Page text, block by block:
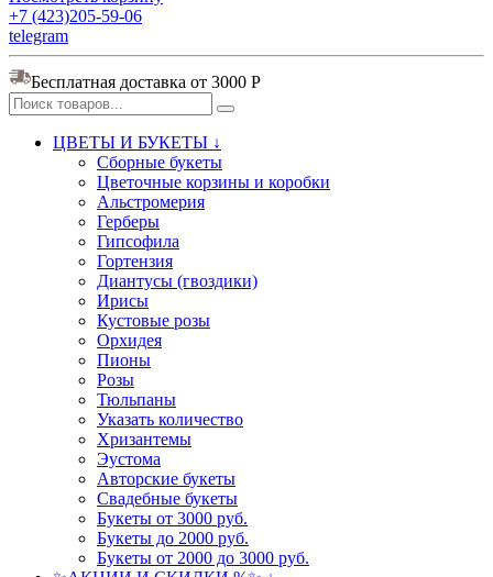
+7 (423)205-59-06
telegram
Бесплатная доставка от 3000 Р
ЦВЕТЫ И БУКЕТЫ ↓
Сборные букеты
Цветочные корзины и коробки
Альстромерия
Герберы
Гипсофила
Гортензия​
Диантусы (гвоздики)
Ирисы
Кустовые розы
Орхидея
Пионы
Розы
Тюльпаны
Указать количество
Хризантемы
Эустома
Авторские букеты
Свадебные букеты
Букеты от 3000 руб.
Букеты до 2000 руб.
Букеты от 2000 до 3000 руб.